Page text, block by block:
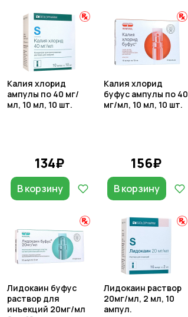
Калия хлорид
ампулы по 40 мг/
мл, 10 мл, 10 шт.
134₽
В корзину
Калия хлорид
буфус ампулы по 40
мг/мл, 10 мл, 10 шт.
156₽
В корзину
Лидокаин буфус
раствор для
инъекций 20мг/мл
Лидокаин раствор
20мг/мл, 2 мл, 10
ампул.